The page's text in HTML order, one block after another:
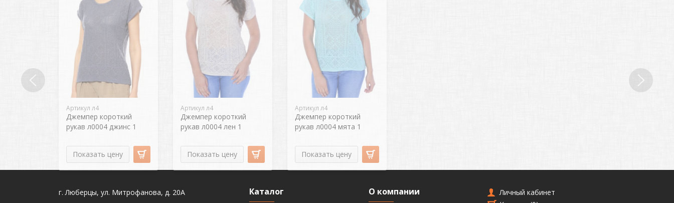
Артикул л4
Джемпер короткий
рукав л0004 джинс 1
Показать цену
Артикул л4
Джемпер короткий
рукав л0004 лен 1
Показать цену
Артикул л4
Джемпер короткий
рукав л0004 мята 1
Показать цену
г. Люберцы, ул. Митрофанова, д. 20А Каталог О компании
Личный кабинет